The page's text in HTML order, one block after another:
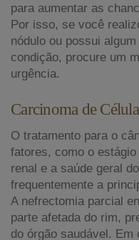
para aumentar as
Por isso, se você
nódulo ou possui
condição, procure um
urgência.
Carcinoma de
O tratamento para o
fatores, como o
renal e a saúde geral
frequentemente a
A nefrectomia parcial
parte afetada do rim,
do órgão saudável.